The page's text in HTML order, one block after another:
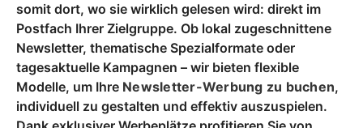
somit dort, wo sie wirklich gelesen wird: direkt im
Postfach Ihrer Zielgruppe. Ob lokal zugeschnittene
Newsletter, thematische Spezialformate oder
tagesaktuelle Kampagnen – wir bieten flexible
Modelle, um Ihre Newsletter-Werbung zu buchen,
individuell zu gestalten und effektiv auszuspielen.